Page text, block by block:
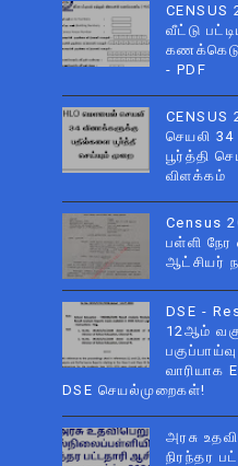
வீட்டு
- PDF
செயலி
பூர்த்தி
விளக்கம்
Census
பள்ளி நேர
ஆட்சியர்
DSE -
12ஆம்
வாரியாக
DSE செயல்முறைகள்!
அரசு
நிரந்தர